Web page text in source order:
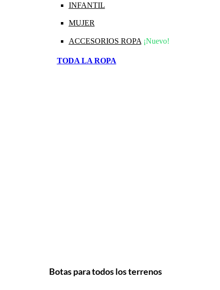
INFANTIL
MUJER
ACCESORIOS ROPA ¡Nuevo!
TODA LA ROPA
Botas para todos los terrenos